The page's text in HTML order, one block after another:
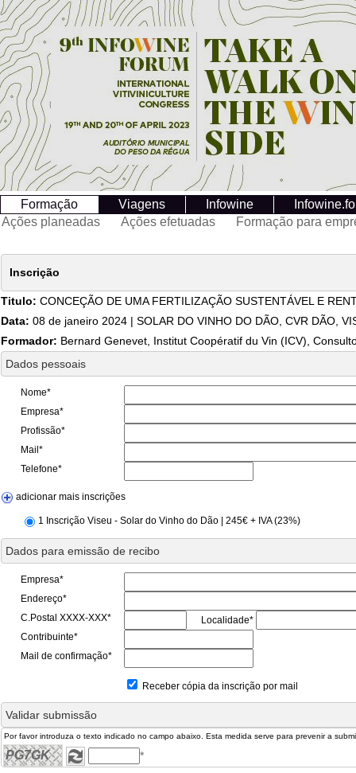
Formação Viagens Infowine
Ações planeadas
Ações efetuadas Formação para
Inscrição
Titulo: CONCEÇÃO DE UMA FERTILIZAÇÃO SUSTENTÁVEL E
Data: 08 de janeiro 2024 | SOLAR DO VINHO DO DÃO, CVR DÃO,
Formador: Bernard Genevet, Institut Coopératif du Vin (ICV),
Dados pessoais
Nome*
Empresa*
Profissão*
Mail*
Telefone*
adicionar mais inscrições
1 Inscrição Viseu - Solar do Vinho do Dão | 245€ + IVA (23%)
Dados para emissão de recibo
Empresa*
Endereço*
C.Postal XXXX-XXX*
Localidade*
Contribuinte*
Mail de confirmação*
Receber cópia da inscrição por mail
Validar submissão
Por favor introduza o texto indicado no campo abaixo. Esta medida serve para prevenir a
*